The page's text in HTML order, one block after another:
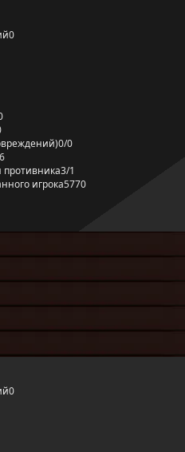
0
0/0
6
3/1
игрока5770
0